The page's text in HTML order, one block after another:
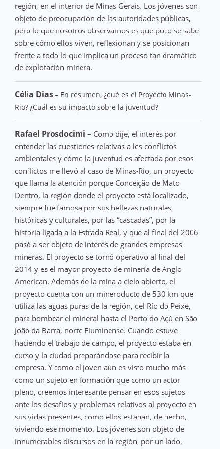
región, en el interior de Minas Gerais. Los jóvenes son
objeto de preocupación de las autoridades públicas,
pero lo que nosotros observamos es que poco se sabe
sobre cómo ellos viven, reflexionan y se posicionan
frente a todo lo que implica un proceso tan dramático
de explotación minera.
Célia Dias – En resumen, ¿qué es el Proyecto Minas-
Rio? ¿Cuál es su impacto sobre la juventud?
Rafael Prosdocimi – Como dije, el interés por
entender las cuestiones relativas a los conflictos
ambientales y cómo la juventud es afectada por esos
conflictos me llevó al caso de Minas-Rio, un proyecto
que llama la atención porque Conceição de Mato
Dentro, la región donde el proyecto está localizado,
siempre fue famosa por sus bellezas naturales,
históricas y culturales, por las “cascadas”, por la
historia ligada a la Estrada Real, y que al final del 2006
pasó a ser objeto de interés de grandes empresas
mineras. El proyecto se tornó operativo al final del
2014 y es el mayor proyecto de minería de Anglo
American. Además de la mina a cielo abierto, el
proyecto cuenta con un mineroducto de 530 km que
utiliza las aguas puras de la región, del Río do Peixe,
para bombear el mineral hasta el Porto do Açú en São
João da Barra, norte Fluminense. Cuando estuve
haciendo el trabajo de campo, el proyecto estaba en
curso y la ciudad preparándose para recibir la
empresa. Y como el joven aún es visto mucho más
como un sujeto en formación que como un actor
pleno, creemos interesante pensar en esos sujetos
ante los desafíos y problemas relativos al proyecto en
sus vidas presentes, como ellos estaban, de hecho,
viviendo ese momento. Los jóvenes son objeto de
innumerables discursos en la región, por un lado,